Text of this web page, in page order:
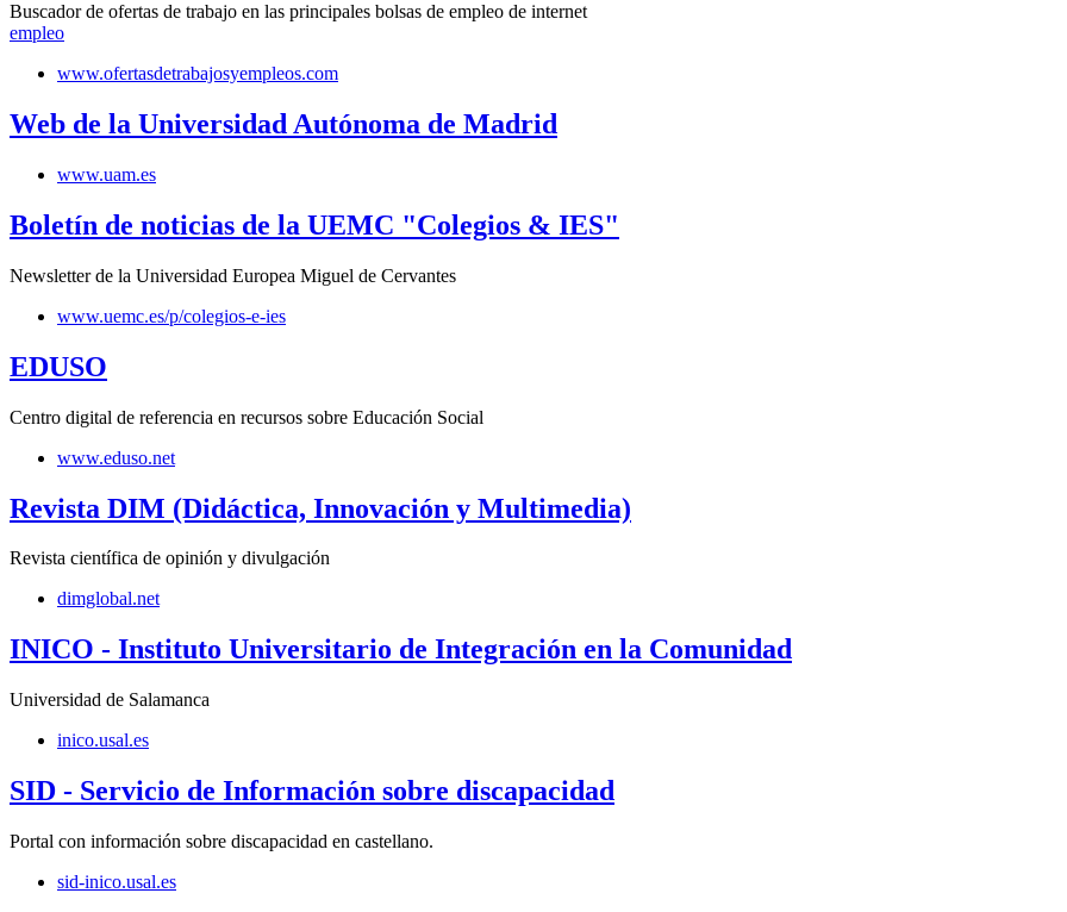
Buscador de ofertas de trabajo en las principales bolsas de empleo de internet
empleo
www.ofertasdetrabajosyempleos.com
Web de la Universidad Autónoma de Madrid
www.uam.es
Boletín de noticias de la UEMC "Colegios & IES"
Newsletter de la Universidad Europea Miguel de Cervantes
www.uemc.es/p/colegios-e-ies
EDUSO
Centro digital de referencia en recursos sobre Educación Social
www.eduso.net
Revista DIM (Didáctica, Innovación y Multimedia)
Revista científica de opinión y divulgación
dimglobal.net
INICO - Instituto Universitario de Integración en la Comunidad
Universidad de Salamanca
inico.usal.es
SID - Servicio de Información sobre discapacidad
Portal con información sobre discapacidad en castellano.
sid-inico.usal.es